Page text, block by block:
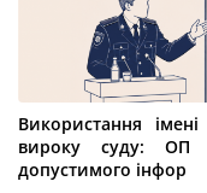
Використання
вироку суду: ОП
допустимого інфор